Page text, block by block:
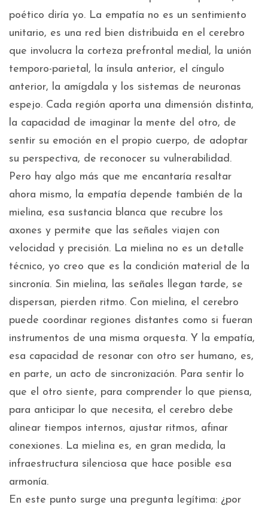
poético diría yo. La empatía no es un sentimiento
unitario, es una red bien distribuida en el cerebro
que involucra la corteza prefrontal medial, la unión
temporo-parietal, la ínsula anterior, el cíngulo
anterior, la amígdala y los sistemas de neuronas
espejo. Cada región aporta una dimensión distinta,
la capacidad de imaginar la mente del otro, de
sentir su emoción en el propio cuerpo, de adoptar
su perspectiva, de reconocer su vulnerabilidad.
Pero hay algo más que me encantaría resaltar
ahora mismo, la empatía depende también de la
mielina, esa sustancia blanca que recubre los
axones y permite que las señales viajen con
velocidad y precisión. La mielina no es un detalle
técnico, yo creo que es la condición material de la
sincronía. Sin mielina, las señales llegan tarde, se
dispersan, pierden ritmo. Con mielina, el cerebro
puede coordinar regiones distantes como si fueran
instrumentos de una misma orquesta. Y la empatía,
esa capacidad de resonar con otro ser humano, es,
en parte, un acto de sincronización. Para sentir lo
que el otro siente, para comprender lo que piensa,
para anticipar lo que necesita, el cerebro debe
alinear tiempos internos, ajustar ritmos, afinar
conexiones. La mielina es, en gran medida, la
infraestructura silenciosa que hace posible esa
armonía.
En este punto surge una pregunta legítima: ¿por